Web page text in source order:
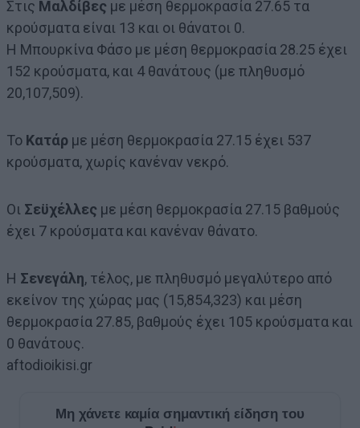
Στις Μαλδίβες με μέση θερμοκρασία 27.65 τα
κρούσματα είναι 13 και οι θάνατοι 0.
Η Μπουρκίνα Φάσο με μέση θερμοκρασία 28.25 έχει
152 κρούσματα, και 4 θανάτους (με πληθυσμό
20,107,509).
Το Κατάρ με μέση θερμοκρασία 27.15 έχει 537
κρούσματα, χωρίς κανέναν νεκρό.
Οι Σεϋχέλλες με μέση θερμοκρασία 27.15 βαθμούς
έχει 7 κρούσματα και κανέναν θάνατο.
Η Σενεγάλη, τέλος, με πληθυσμό μεγαλύτερο από
εκείνον της χώρας μας (15,854,323) και μέση
θερμοκρασία 27.85, βαθμούς έχει 105 κρούσματα και
0 θανάτους.
aftodioikisi.gr
Μη χάνετε καμία σημαντική είδηση του